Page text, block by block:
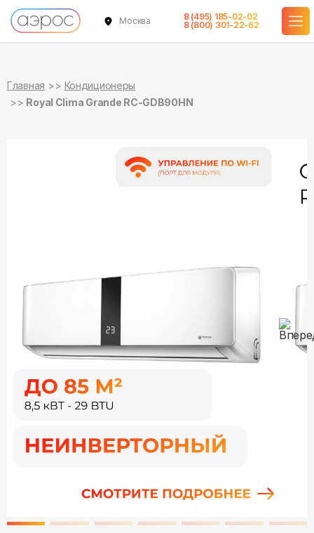
Москва
8 (495) 185-02-02
8 (800) 301-22-62
Главная
Кондиционеры
Royal Clima Grande RC-GDB90HN
в наличии
в наличии